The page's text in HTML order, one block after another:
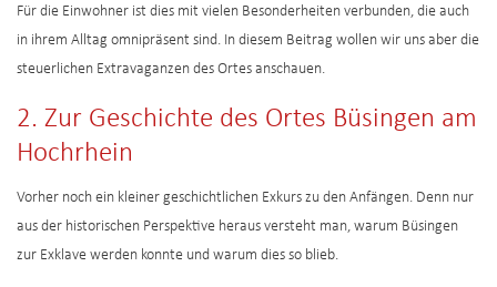
Für die Einwohner ist dies mit vielen Besonderheiten verbunden, die auch
in ihrem Alltag omnipräsent sind. In diesem Beitrag wollen wir uns aber die
steuerlichen Extravaganzen des Ortes anschauen.
2. Zur Geschichte des Ortes Büsingen am
Hochrhein
Vorher noch ein kleiner geschichtlichen Exkurs zu den Anfängen. Denn nur
aus der historischen Perspektive heraus versteht man, warum Büsingen
zur Exklave werden konnte und warum dies so blieb.